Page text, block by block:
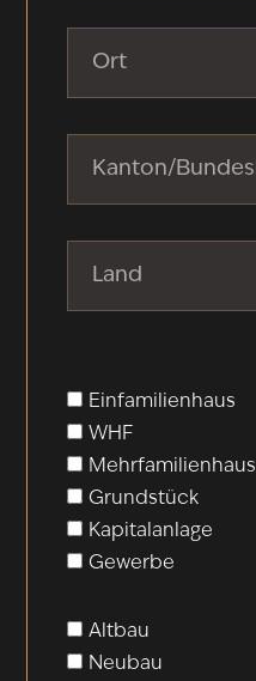
Einfamilienhaus
WHF
Mehrfamilienhaus
Grundstück
Kapitalanlage
Gewerbe
Altbau
Neubau